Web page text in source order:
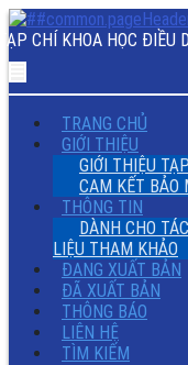
cover
and
table
of
contents
CHÍ KHOA HỌC ĐIỀU
TRANG CHỦ
GIỚI THIỆU
GIỚI THIỆU
CAM KẾT BẢO
THÔNG TIN
DÀNH CHO
LIỆU THAM KHẢO
ĐANG XUẤT BẢN
ĐÃ XUẤT BẢN
THÔNG BÁO
LIÊN HỆ
TÌM KIẾM